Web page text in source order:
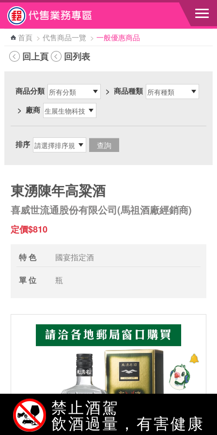
跳到主要內容區塊
首頁 > 代售商品一覽 > 一般優惠商品
回上頁 回列表
商品分類 > 商品種類
> 廠商
排序
東湧陳年高粱酒
喜威世流通股份有限公司(馬祖酒廠經銷商)
定價$810
特 色 國宴指定酒
單 位 瓶
禁止酒駕
飲酒過量，有害健康